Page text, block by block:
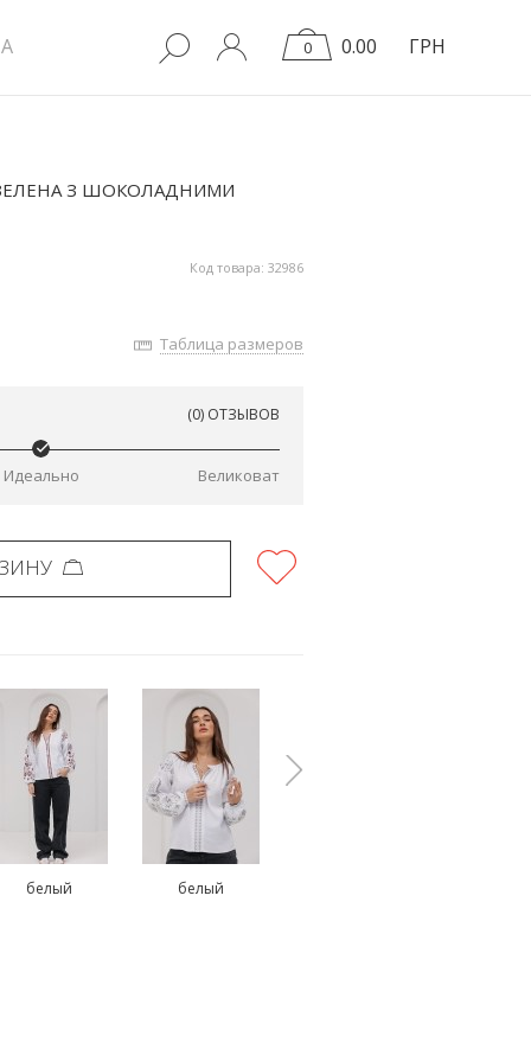
0 0.00 ГРН
З ШОКОЛАДНИМИ
Код товара: 32986
Таблица размеров
(0) ОТЗЫВОВ
Идеально Великоват
белый белый